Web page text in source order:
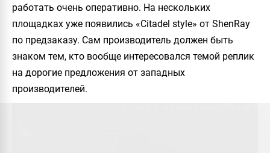
работать очень оперативно. На нескольких
площадках уже появились «Citadel style» от ShenRay
по предзаказу. Сам производитель должен быть
знаком тем, кто вообще интересовался темой реплик
на дорогие предложения от западных
производителей.